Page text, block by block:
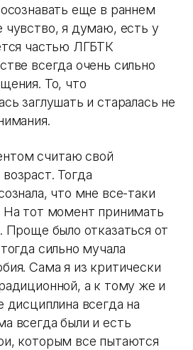
еще в раннем
чувство, я думаю, есть у
частью ЛГБТК
всегда очень сильно
То, что
заглушать и старалась не
считаю свой
Тогда
что мне все-таки
На тот момент принимать
Проще было отказаться от
сильно мучала
Сама я из критически
а к тому же и
дисциплина всегда на
всегда были и есть
которым все пытаются